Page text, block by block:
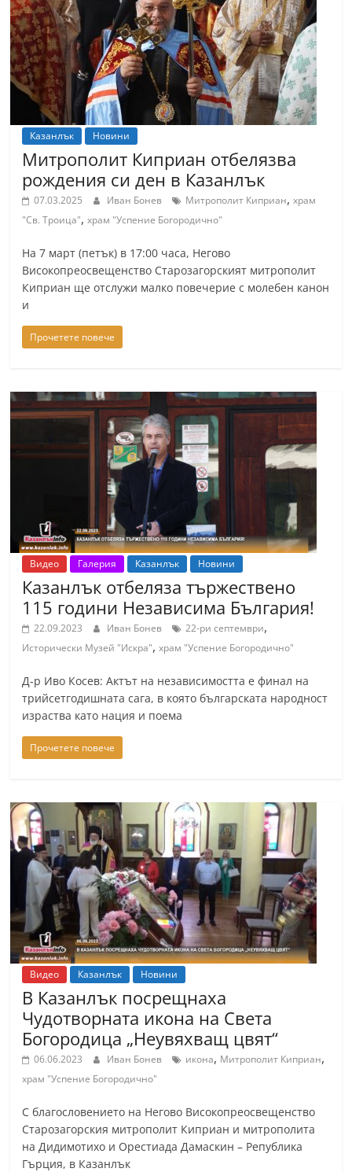
К
а
з
а
н
л
ъ
к
б
л
с
т
т
а
р
о
р
а
–
k
a
z
a
n
l
a
.
i
n
f
o
,
k
a
z
a
n
l
a
-
b
g
Казанлък Новини
Митрополит Киприан отбелязва
рождения си ден в Казанлък
07.03.2025 Иван Бонев Митрополит Киприан,храм
"Св. Троица",храм "Успение Богородично"
На 7 март (петък) в 17:00 часа, Негово
Високопреосвещенство Старозагорският митрополит
Киприан ще отслужи малко повечерие с молебен канон
и
Прочетете повече
Видео Галерия Казанлък Новини
Казанлък отбеляза тържествено
115 години Независима България!
22.09.2023 Иван Бонев 22-ри септември,
Исторически Музей "Искра",храм "Успение Богородично"
Д-р Иво Косев: Актът на независимостта е финал на
трийсетгодишната сага, в която българската народност
израства като нация и поема
Прочетете повече
Видео Казанлък Новини
В Казанлък посрещнаха
Чудотворната икона на Света
Богородица „Неувяхващ цвят“
06.06.2023 Иван Бонев икона, Митрополит Киприан,
храм "Успение Богородично"
С благословението на Негово Високопреосвещенство
Старозагорския митрополит Киприан и митрополита
на Дидимотихо и Орестиада Дамаскин – Република
Гърция, в Казанлък